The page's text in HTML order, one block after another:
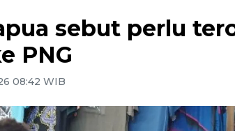
sebut perlu
PNG
08:42 WIB